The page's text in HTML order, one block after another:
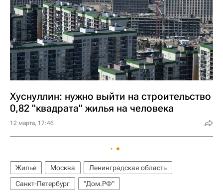
Хуснуллин: нужно выйти на строительство
0,82 "квадрата" жилья на человека
12 марта, 17:46
Жилье Москва
Ленинградская область
Санкт-Петербург
"Дом.РФ"